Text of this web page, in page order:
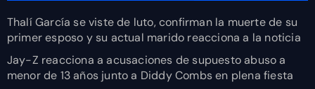
Thalí García se viste de luto, confirman la muerte de su
primer esposo y su actual marido reacciona a la noticia
Jay-Z reacciona a acusaciones de supuesto abuso a
menor de 13 años junto a Diddy Combs en plena fiesta